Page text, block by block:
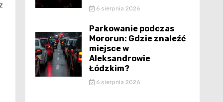
6 sierpnia 2026
Parkowanie podczas
Mororun: Gdzie znaleźć
miejsce w
Aleksandrowie
Łódzkim?
6 sierpnia 2026